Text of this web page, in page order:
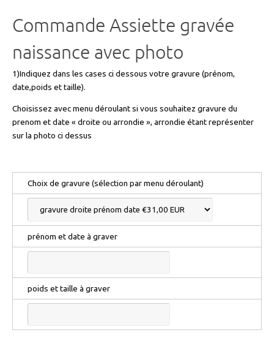
Commande Assiette gravée
naissance avec photo
1)Indiquez dans les cases ci dessous votre gravure (prénom,
date,poids et taille).
Choisissez avec menu déroulant si vous souhaitez gravure du
prenom et date « droite ou arrondie », arrondie étant représenter
sur la photo ci dessus
Choix de gravure (sélection par menu déroulant)
prénom et date à graver
poids et taille à graver